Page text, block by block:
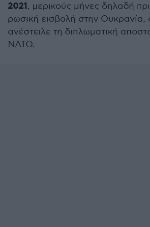
2021, μερικούς μήνες δηλαδή
ρωσική εισβολή στην Ουκρανία,
ανέστειλε τη διπλωματική
ΝΑΤΟ.